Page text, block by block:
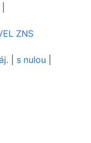
ZNS
s nulou